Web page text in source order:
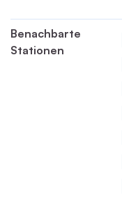
Benachbarte
Stationen